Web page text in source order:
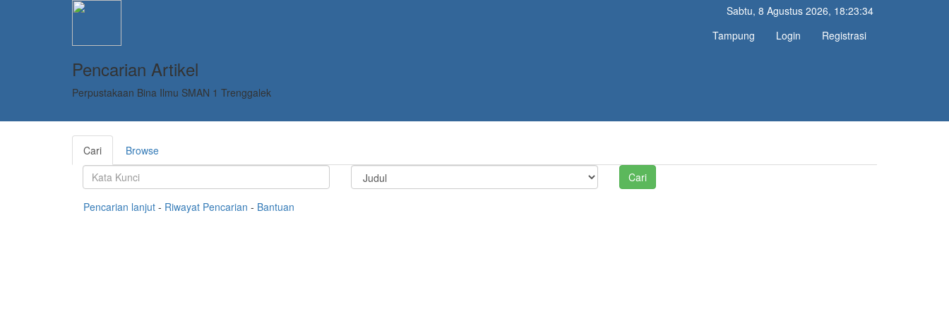
Pencarian Artikel
Perpustakaan Bina Ilmu SMAN 1 Trenggalek
Sabtu, 8 Agustus 2026, 18:23:34
Tampung
Login Registrasi
Cari Browse
Pencarian lanjut - Riwayat Pencarian - Bantuan